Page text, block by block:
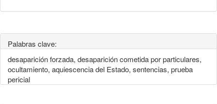
Palabras clave:
desaparición forzada, desaparición cometida por particulares,
ocultamiento, aquiescencia del Estado, sentencias, prueba
pericial